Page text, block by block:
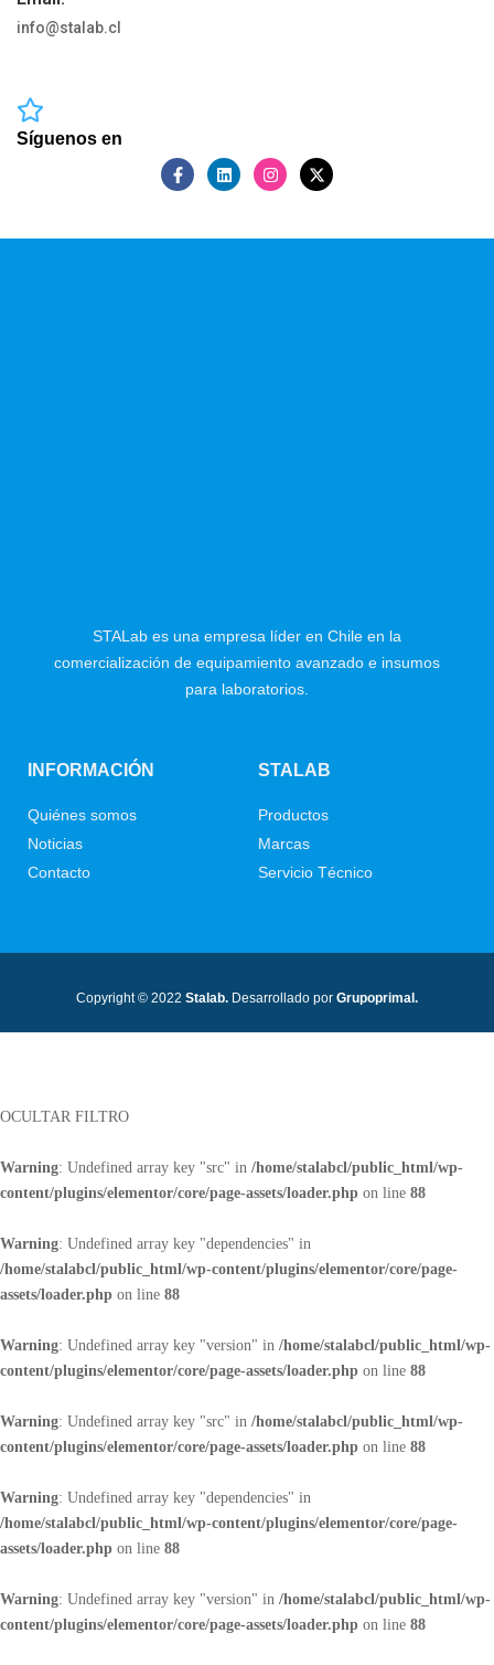
info@stalab.cl
Síguenos en
STALab es una empresa líder en Chile en la
comercialización de equipamiento avanzado e insumos
para laboratorios.
INFORMACIÓN
Quiénes somos
Noticias
Contacto
STALAB
Productos
Marcas
Servicio Técnico
Copyright © 2022 Stalab. Desarrollado por Grupoprimal.
OCULTAR FILTRO
Warning: Undefined array key "src" in /home/stalabcl/public_html/wp-
content/plugins/elementor/core/page-assets/loader.php on line 88
Warning: Undefined array key "dependencies" in
/home/stalabcl/public_html/wp-content/plugins/elementor/core/page-
assets/loader.php on line 88
Warning: Undefined array key "version" in /home/stalabcl/public_html/wp-
content/plugins/elementor/core/page-assets/loader.php on line 88
Warning: Undefined array key "src" in /home/stalabcl/public_html/wp-
content/plugins/elementor/core/page-assets/loader.php on line 88
Warning: Undefined array key "dependencies" in
/home/stalabcl/public_html/wp-content/plugins/elementor/core/page-
assets/loader.php on line 88
Warning: Undefined array key "version" in /home/stalabcl/public_html/wp-
content/plugins/elementor/core/page-assets/loader.php on line 88